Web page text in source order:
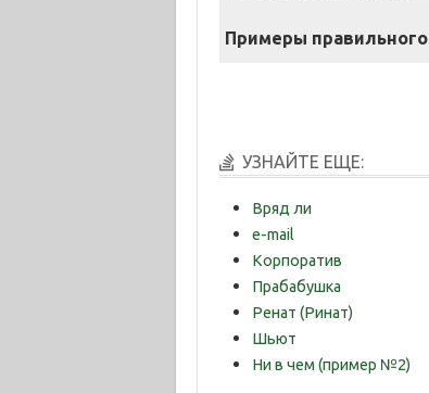
Примеры правильного
УЗНАЙТЕ ЕЩЕ:
Вряд ли
e-mail
Корпоратив
Прабабушка
Ренат (Ринат)
Шьют
Ни в чем (пример №2)